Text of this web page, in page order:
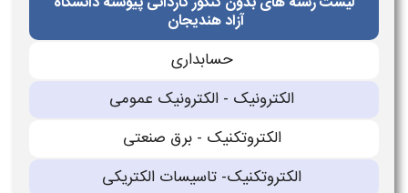
آزاد هندیجان
حسابدارى
الكترونیک - الكترونیک عمومی
الكتروتكنیک - برق صنعتی
الكتروتكنیک- تاسیسات الكتریكی